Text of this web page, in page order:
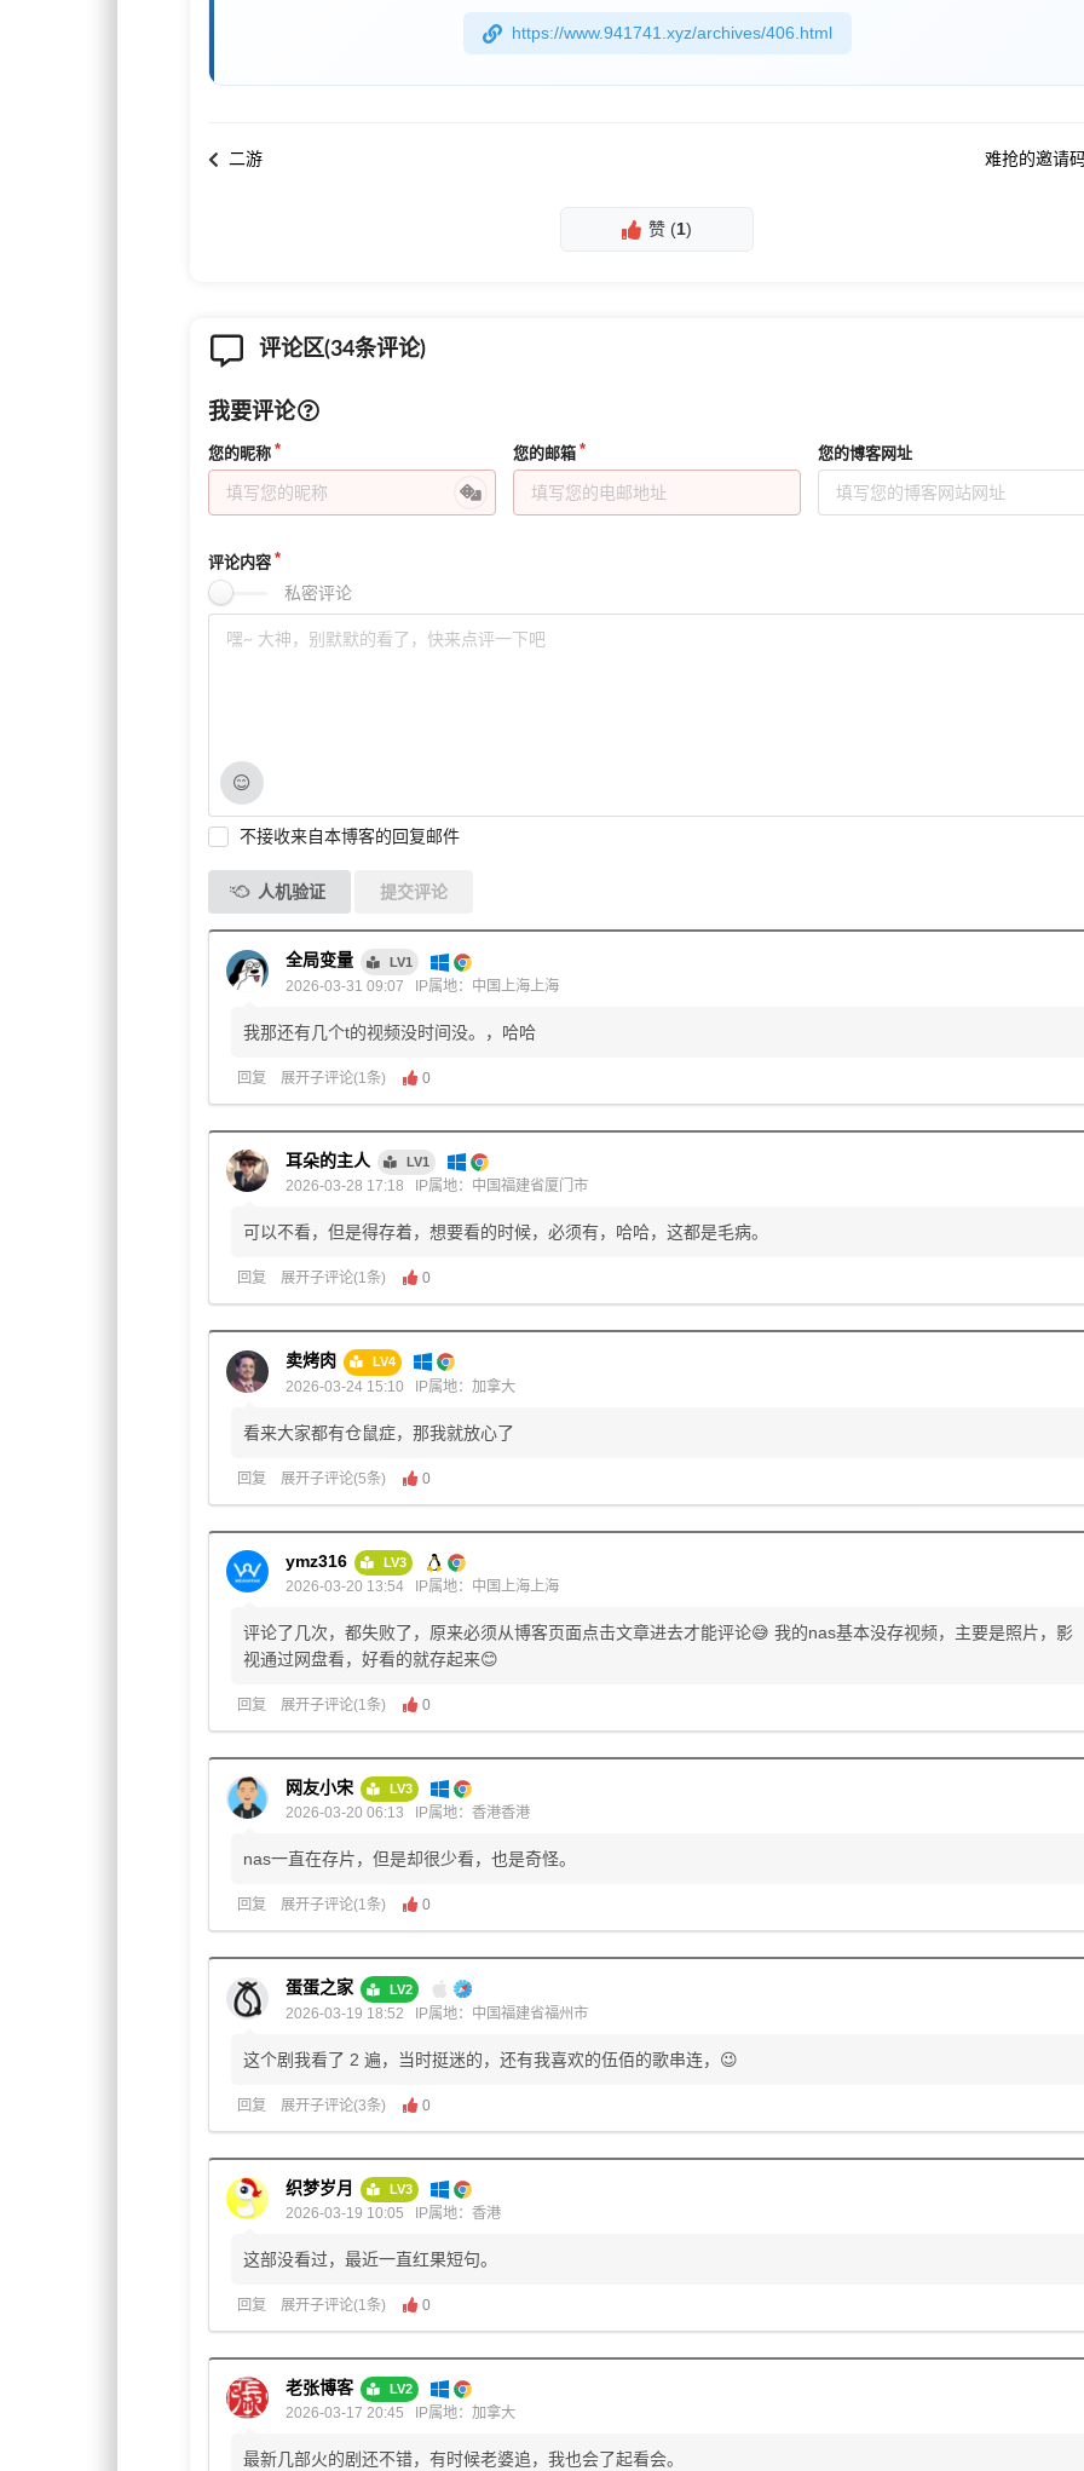
https://www.941741.xyz/archives/406.html
二游 难抢的邀请
赞 (1)
评论区(34条评论)
我要评论
您的昵称 您的邮箱 您的博客网址
评论内容
私密评论
不接收来自本博客的回复邮件
人机验证 提交评论
全局变量 LV1
2026-03-31 09:07 IP属地：中国上海上海
我那还有几个t的视频没时间没。，哈哈
回复 展开子评论(1条) 0
耳朵的主人 LV1
2026-03-28 17:18 IP属地：中国福建省厦门市
可以不看，但是得存着，想要看的时候，必须有，哈哈，这都是毛病。
回复 展开子评论(1条) 0
卖烤肉 LV4
2026-03-24 15:10 IP属地：加拿大
看来大家都有仓鼠症，那我就放心了
回复 展开子评论(5条) 0
ymz316 LV3
2026-03-20 13:54 IP属地：中国上海上海
评论了几次，都失败了，原来必须从博客页面点击文章进去才能评论😅 我的nas基本没存视频，主要是照片，影
视通过网盘看，好看的就存起来😊
回复 展开子评论(1条) 0
网友小宋 LV3
2026-03-20 06:13 IP属地：香港香港
nas一直在存片，但是却很少看，也是奇怪。
回复 展开子评论(1条) 0
蛋蛋之家 LV2
2026-03-19 18:52 IP属地：中国福建省福州市
这个剧我看了 2 遍，当时挺迷的，还有我喜欢的伍佰的歌串连，😉
回复 展开子评论(3条) 0
织梦岁月 LV3
2026-03-19 10:05 IP属地：香港
这部没看过，最近一直红果短句。
回复 展开子评论(1条) 0
老张博客 LV2
2026-03-17 20:45 IP属地：加拿大
最新几部火的剧还不错，有时候老婆追，我也会了起看会。